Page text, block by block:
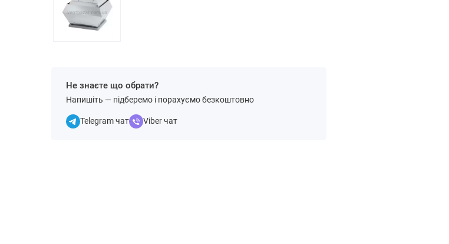
Не знаєте що обрати?
Напишіть — підберемо і порахуємо безкоштовно
Telegram чат Viber чат